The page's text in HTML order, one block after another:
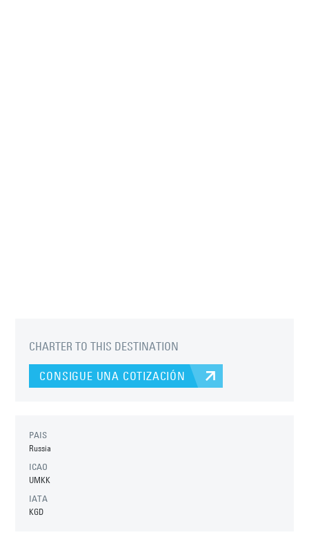
CHARTER TO THIS DESTINATION
CONSIGUE UNA COTIZACIÓN
PAIS
Russia
ICAO
UMKK
IATA
KGD